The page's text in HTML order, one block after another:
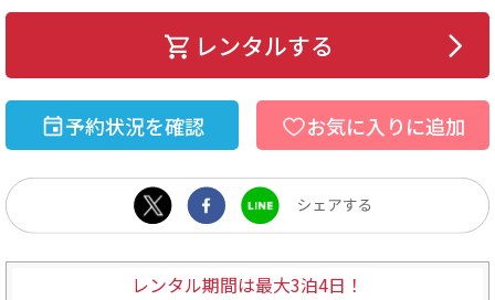
レンタルする
予約状況を確認 お気に入りに追加
レンタル期間は最大3泊4日！